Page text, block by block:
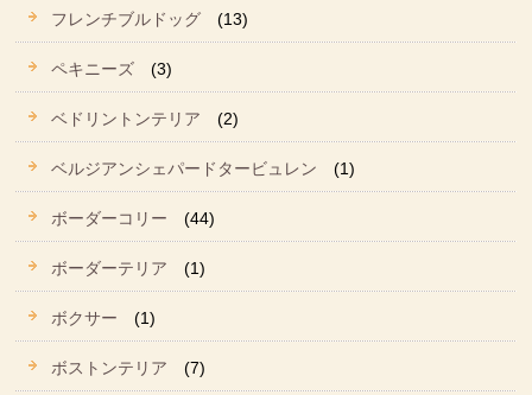
フレンチブルドッグ (13)
ペキニーズ (3)
ベドリントンテリア (2)
ベルジアンシェパードタービュレン (1)
ボーダーコリー (44)
ボーダーテリア (1)
ボクサー (1)
ボストンテリア (7)